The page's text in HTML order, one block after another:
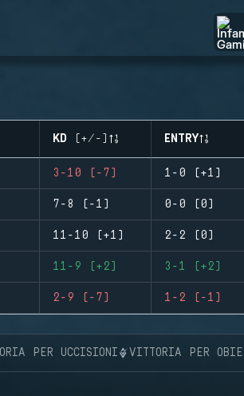
KD (+/-) ENTRY
3-10 (-7) 1-0 (+1)
7-8 (-1) 0-0 (0)
11-10 (+1) 2-2 (0)
11-9 (+2) 3-1 (+2)
2-9 (-7) 1-2 (-1)
PER UCCISIONI VITTORIA PER